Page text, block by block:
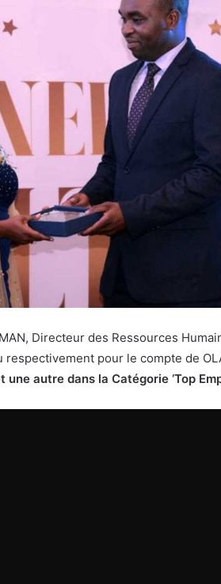
Directeur des Ressources
respectivement pour le compte de
une autre dans la Catégorie ‘Top